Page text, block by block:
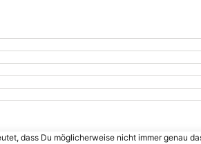
dass Du möglicherweise nicht immer genau